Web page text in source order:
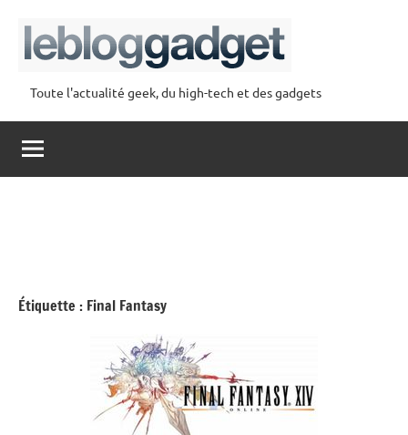
contenu
lebloggadget
Toute l'actualité geek, du high-tech et des gadgets
Étiquette : Final Fantasy